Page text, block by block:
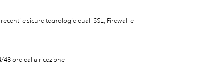
e sicure tecnologie quali SSL, Firewall e
48 ore dalla ricezione